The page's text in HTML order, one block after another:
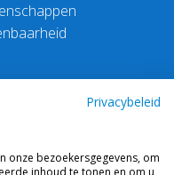
Privacybeleid
onze bezoekersgegevens, om
inhoud te tonen en om u